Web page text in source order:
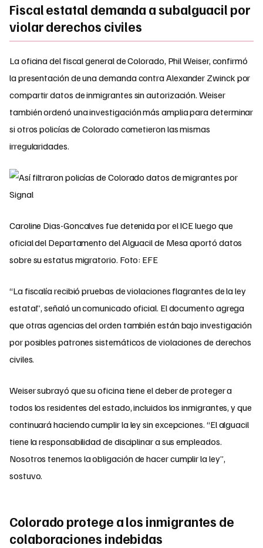
Fiscal estatal demanda a subalguacil por
violar derechos civiles
La oficina del fiscal general de Colorado, Phil Weiser, confirmó
la presentación de una demanda contra Alexander Zwinck por
compartir datos de inmigrantes sin autorización. Weiser
también ordenó una investigación más amplia para determinar
si otros policías de Colorado cometieron las mismas
irregularidades.
Caroline Dias-Goncalves fue detenida por el ICE luego que
oficial del Departamento del Alguacil de Mesa aportó datos
sobre su estatus migratorio. Foto: EFE
“La fiscalía recibió pruebas de violaciones flagrantes de la ley
estatal”, señaló un comunicado oficial. El documento agrega
que otras agencias del orden también están bajo investigación
por posibles patrones sistemáticos de violaciones de derechos
civiles.
Weiser subrayó que su oficina tiene el deber de proteger a
todos los residentes del estado, incluidos los inmigrantes, y que
continuará haciendo cumplir la ley sin excepciones. “El alguacil
tiene la responsabilidad de disciplinar a sus empleados.
Nosotros tenemos la obligación de hacer cumplir la ley”,
sostuvo.
Colorado protege a los inmigrantes de
colaboraciones indebidas